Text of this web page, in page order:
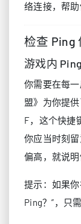
络连接，帮助
检查 Ping
游戏内
你需要在每
盟》为你提
F，这个快捷
你应当时刻
偏高，就说明
提示：如果
Ping？”，只